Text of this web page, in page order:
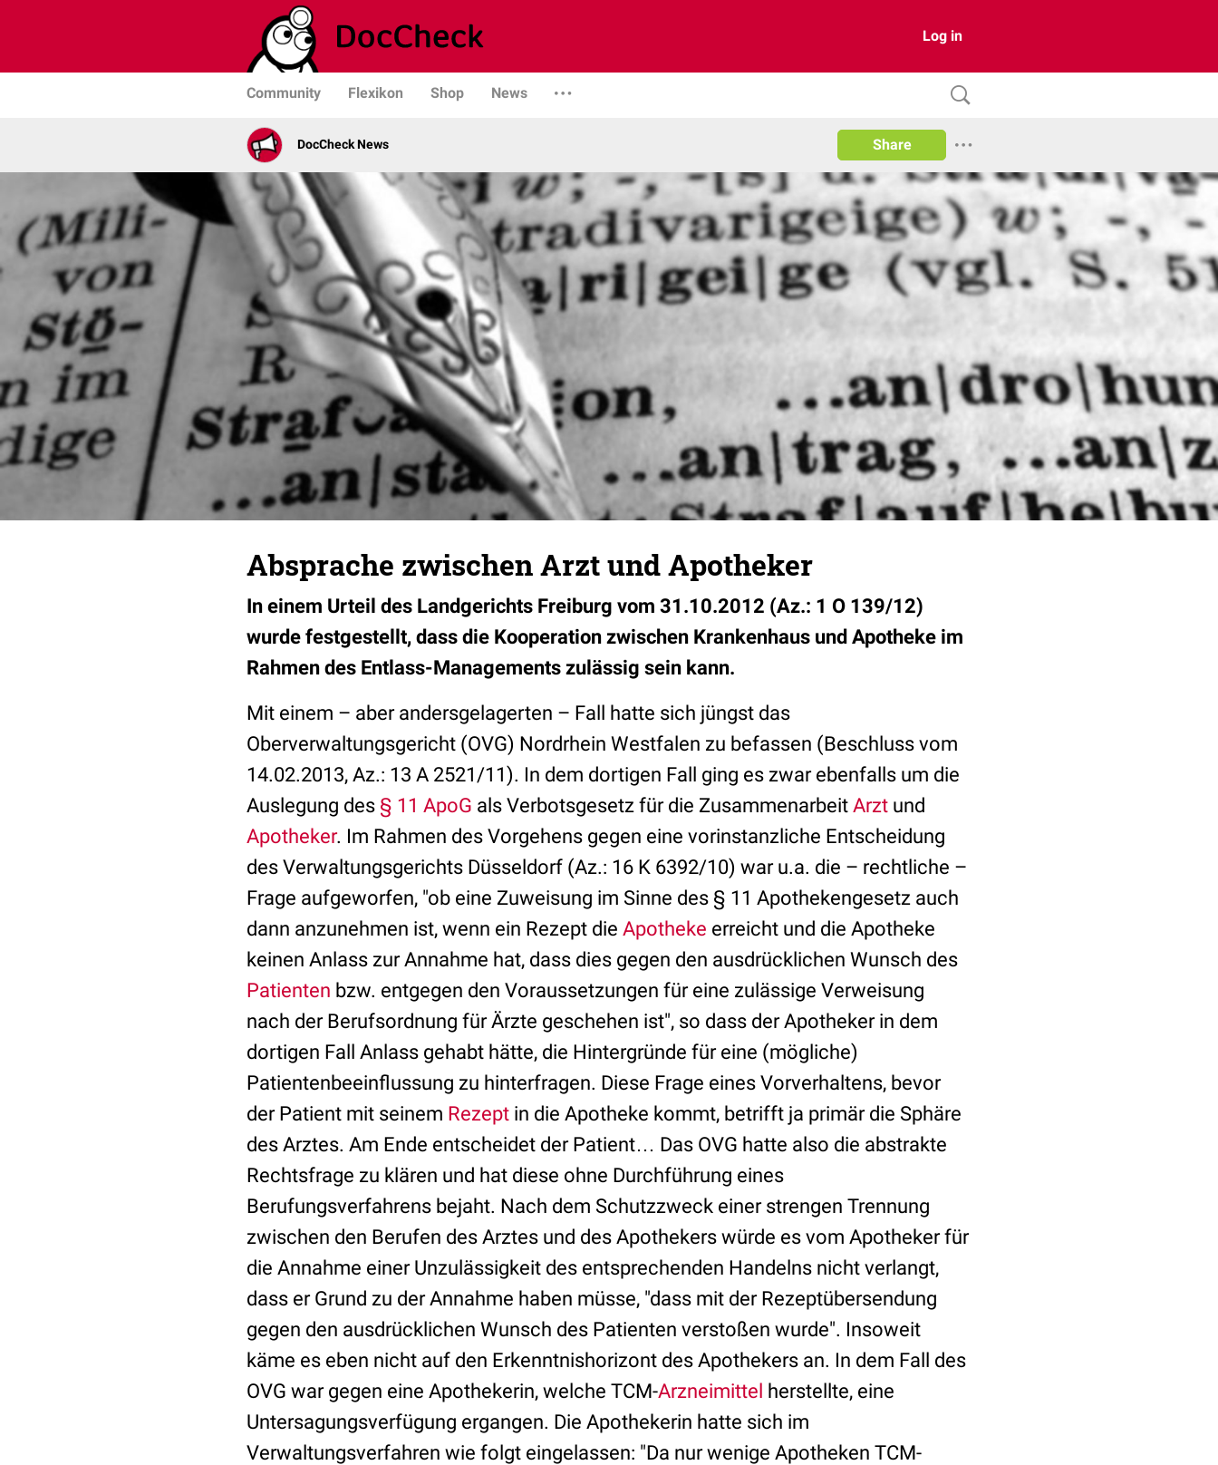
Log in
Community Flexikon Shop News
DocCheck News Share
Absprache zwischen Arzt und Apotheker
In einem Urteil des Landgerichts Freiburg vom 31.10.2012 (Az.: 1 O 139/12)
wurde festgestellt, dass die Kooperation zwischen Krankenhaus und Apotheke im
Rahmen des Entlass-Managements zulässig sein kann.
Mit einem – aber andersgelagerten – Fall hatte sich jüngst das
Oberverwaltungsgericht (OVG) Nordrhein Westfalen zu befassen (Beschluss vom
14.02.2013, Az.: 13 A 2521/11). In dem dortigen Fall ging es zwar ebenfalls um die
Auslegung des § 11 ApoG als Verbotsgesetz für die Zusammenarbeit Arzt und
Apotheker. Im Rahmen des Vorgehens gegen eine vorinstanzliche Entscheidung
des Verwaltungsgerichts Düsseldorf (Az.: 16 K 6392/10) war u.a. die – rechtliche –
Frage aufgeworfen, "ob eine Zuweisung im Sinne des § 11 Apothekengesetz auch
dann anzunehmen ist, wenn ein Rezept die Apotheke erreicht und die Apotheke
keinen Anlass zur Annahme hat, dass dies gegen den ausdrücklichen Wunsch des
Patienten bzw. entgegen den Voraussetzungen für eine zulässige Verweisung
nach der Berufsordnung für Ärzte geschehen ist", so dass der Apotheker in dem
dortigen Fall Anlass gehabt hätte, die Hintergründe für eine (mögliche)
Patientenbeeinflussung zu hinterfragen. Diese Frage eines Vorverhaltens, bevor
der Patient mit seinem Rezept in die Apotheke kommt, betrifft ja primär die Sphäre
des Arztes. Am Ende entscheidet der Patient… Das OVG hatte also die abstrakte
Rechtsfrage zu klären und hat diese ohne Durchführung eines
Berufungsverfahrens bejaht. Nach dem Schutzzweck einer strengen Trennung
zwischen den Berufen des Arztes und des Apothekers würde es vom Apotheker für
die Annahme einer Unzulässigkeit des entsprechenden Handelns nicht verlangt,
dass er Grund zu der Annahme haben müsse, "dass mit der Rezeptübersendung
gegen den ausdrücklichen Wunsch des Patienten verstoßen wurde". Insoweit
käme es eben nicht auf den Erkenntnishorizont des Apothekers an. In dem Fall des
OVG war gegen eine Apothekerin, welche TCM-Arzneimittel herstellte, eine
Untersagungsverfügung ergangen. Die Apothekerin hatte sich im
Verwaltungsverfahren wie folgt eingelassen: "Da nur wenige Apotheken TCM-